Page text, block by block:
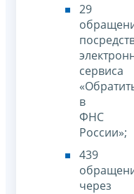
29
сервиса
в
ФНС
России»;
439
через